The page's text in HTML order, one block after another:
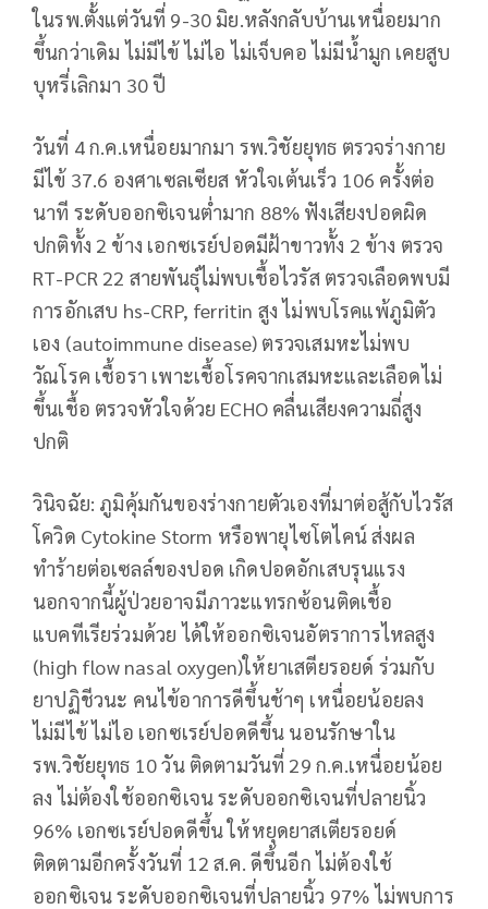
ในรพ.ตั้งแต่วันที่ 9-30 มิย.หลังกลับบ้านเหนื่อยมาก
ขึ้นกว่าเดิม ไม่มีไข้ ไม่ไอ ไม่เจ็บคอ ไม่มีน้ำมูก เคยสูบ
บุหรี่เลิกมา 30 ปี
วันที่ 4 ก.ค.เหนื่อยมากมา รพ.วิชัยยุทธ ตรวจร่างกาย
มีไข้ 37.6 องศาเซลเซียส หัวใจเต้นเร็ว 106 ครั้งต่อ
นาที ระดับออกซิเจนต่ำมาก 88% ฟังเสียงปอดผิด
ปกติทั้ง 2 ข้าง เอกซเรย์ปอดมีฝ้าขาวทั้ง 2 ข้าง ตรวจ
RT-PCR 22 สายพันธุ์ไม่พบเชื้อไวรัส ตรวจเลือดพบมี
การอักเสบ hs-CRP, ferritin สูง ไม่พบโรคแพ้ภูมิตัว
เอง (autoimmune disease) ตรวจเสมหะไม่พบ
วัณโรค เชื้อรา เพาะเชื้อโรคจากเสมหะและเลือดไม่
ขึ้นเชื้อ ตรวจหัวใจด้วย ECHO คลื่นเสียงความถี่สูง
ปกติ
วินิจฉัย: ภูมิคุ้มกันของร่างกายตัวเองที่มาต่อสู้กับไวรัส
โควิด Cytokine Storm หรือพายุไซโตไคน์ ส่งผล
ทำร้ายต่อเซลล์ของปอด เกิดปอดอักเสบรุนแรง
นอกจากนี้ผู้ป่วยอาจมีภาวะแทรกซ้อนติดเชื้อ
แบคทีเรียร่วมด้วย ได้ให้ออกซิเจนอัตราการไหลสูง
(high flow nasal oxygen)ให้ยาเสตียรอยด์ ร่วมกับ
ยาปฏิชีวนะ คนไข้อาการดีขึ้นช้าๆ เหนื่อยน้อยลง
ไม่มีไข้ ไม่ไอ เอกซเรย์ปอดดีขึ้น นอนรักษาใน
รพ.วิชัยยุทธ 10 วัน ติดตามวันที่ 29 ก.ค.เหนื่อยน้อย
ลง ไม่ต้องใช้ออกซิเจน ระดับออกซิเจนที่ปลายนิ้ว
96% เอกซเรย์ปอดดีขึ้น ให้หยุดยาสเตียรอยด์
ติดตามอีกครั้งวันที่ 12 ส.ค. ดีขึ้นอีก ไม่ต้องใช้
ออกซิเจน ระดับออกซิเจนที่ปลายนิ้ว 97% ไม่พบการ